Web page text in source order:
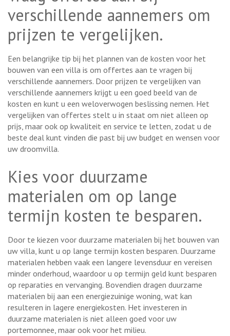
verschillende aannemers om
prijzen te vergelijken.
Een belangrijke tip bij het plannen van de kosten voor het
bouwen van een villa is om offertes aan te vragen bij
verschillende aannemers. Door prijzen te vergelijken van
verschillende aannemers krijgt u een goed beeld van de
kosten en kunt u een weloverwogen beslissing nemen. Het
vergelijken van offertes stelt u in staat om niet alleen op
prijs, maar ook op kwaliteit en service te letten, zodat u de
beste deal kunt vinden die past bij uw budget en wensen voor
uw droomvilla.
Kies voor duurzame
materialen om op lange
termijn kosten te besparen.
Door te kiezen voor duurzame materialen bij het bouwen van
uw villa, kunt u op lange termijn kosten besparen. Duurzame
materialen hebben vaak een langere levensduur en vereisen
minder onderhoud, waardoor u op termijn geld kunt besparen
op reparaties en vervanging. Bovendien dragen duurzame
materialen bij aan een energiezuinige woning, wat kan
resulteren in lagere energiekosten. Het investeren in
duurzame materialen is niet alleen goed voor uw
portemonnee, maar ook voor het milieu.